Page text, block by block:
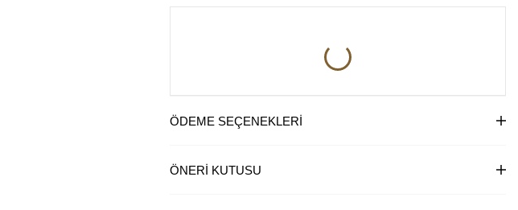
ÖDEME SEÇENEKLERI
ÖNERI KUTUSU